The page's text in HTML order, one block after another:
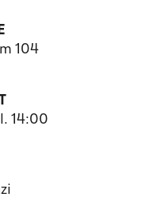
104
14:00